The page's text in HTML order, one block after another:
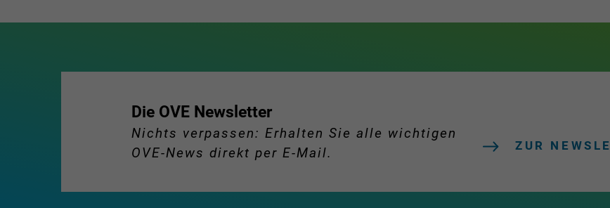
Die OVE Newsletter
Nichts verpassen: Erhalten Sie alle wichtigen
OVE-News direkt per E-Mail.
ZUR